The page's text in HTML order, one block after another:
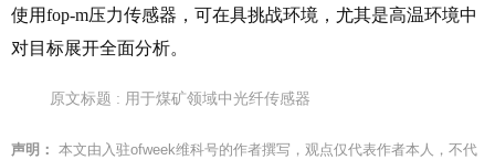
使用fop-m压力传感器，可在具挑战环境，尤其是高温环境中
对目标展开全面分析。
原文标题 : 用于煤矿领域中光纤传感器
声明： 本文由入驻ofweek维科号的作者撰写，观点仅代表作者本人，不代